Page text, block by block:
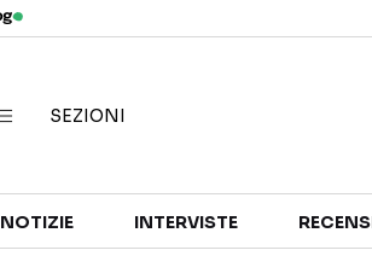
SEZIONI
NOTIZIE INTERVISTE